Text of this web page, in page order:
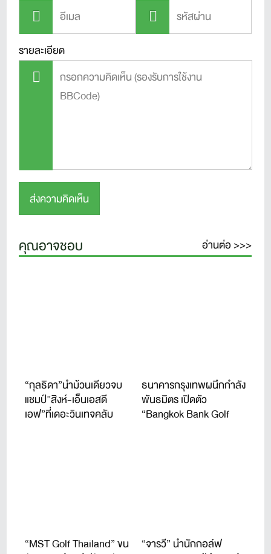
รายละเอียด
คุณอาจชอบ อ่านต่อ >>>
“กุลธิดา”นำม้วนเดียวจบ
แชมป์”สิงห์-เอ็นเอสดี
เอฟ”ที่เดอะวินเทจคลับ
ธนาคารกรุงเทพผนึกกำลัง
พันธมิตร เปิดตัว
“Bangkok Bank Golf
“MST Golf Thailand” ขน
“จารวี” นำนักกอล์ฟ